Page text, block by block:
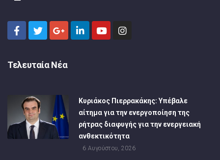
Τελευταία Νέα
Κυριάκος Πιερρακάκης: Υπέβαλε
αίτημα για την ενεργοποίηση της
ρήτρας διαφυγής για την ενεργειακή
ανθεκτικότητα
6 Αυγούστου, 2026